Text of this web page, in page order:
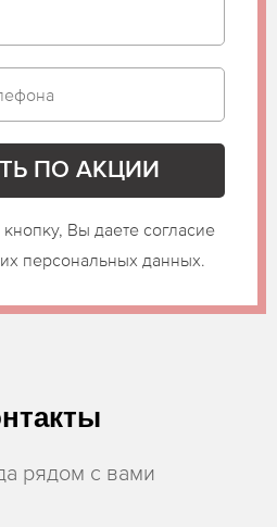
Вы даете согласие
персональных данных.
рядом с вами